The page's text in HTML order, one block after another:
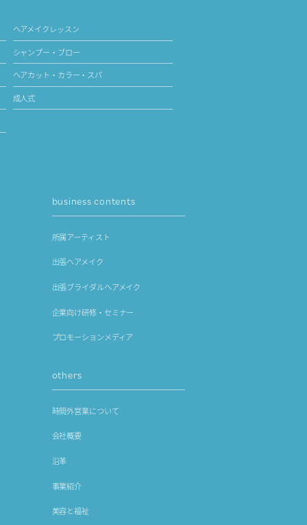
ヘアメイクレッスン
シャンプー・ブロー
ヘアカット・カラー・スパ
成人式
business contents
所属アーティスト
出張ヘアメイク
出張ブライダルヘアメイク
企業向け研修・セミナー
プロモーションメディア
others
時間外営業について
会社概要
沿革
事業紹介
美容と福祉